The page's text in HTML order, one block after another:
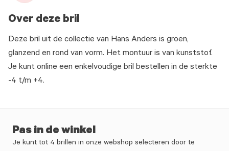
Over deze bril
Deze bril uit de collectie van Hans Anders is groen,
glanzend en rond van vorm. Het montuur is van kunststof.
Je kunt online een enkelvoudige bril bestellen in de sterkte
-4 t/m +4.
Pas in de winkel
Je kunt tot 4 brillen in onze webshop selecteren door te